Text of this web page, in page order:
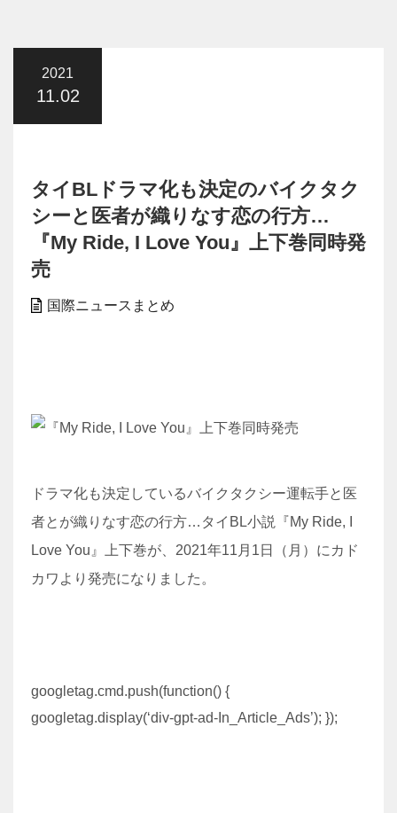
2021
11.02
タイBLドラマ化も決定のバイクタク
シーと医者が織りなす恋の行方…
『My Ride, I Love You』上下巻同時発
売
国際ニュースまとめ
ドラマ化も決定しているバイクタクシー運転手と医
者とが織りなす恋の行方…タイBL小説『My Ride, I
Love You』上下巻が、2021年11月1日（月）にカド
カワより発売になりました。
googletag.cmd.push(function() {
googletag.display(‘div-gpt-ad-In_Article_Ads’); });